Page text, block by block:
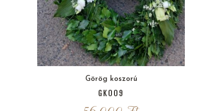
Görög koszorú
GK009